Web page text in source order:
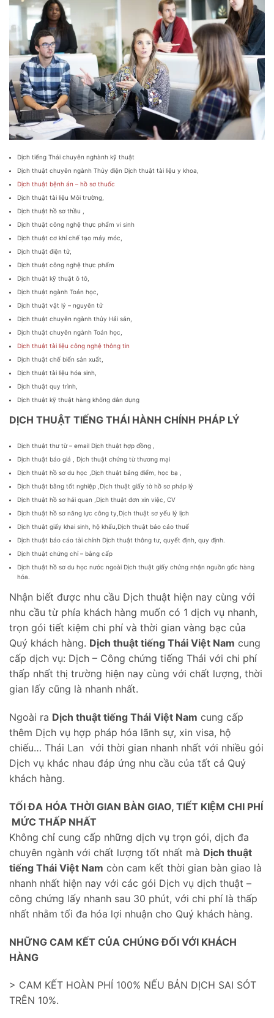
Dịch tiếng Thái chuyên nghành kỹ thuật
Dịch thuật chuyên ngành Thủy điện Dịch thuật tài liệu y khoa,
Dịch thuật bệnh án – hồ sơ thuốc
Dịch thuật tài liệu Môi trường,
Dịch thuật hồ sơ thầu ,
Dịch thuật công nghệ thực phẩm vi sinh
Dịch thuật cơ khí chế tạo máy móc,
Dịch thuật điện tử,
Dịch thuật công nghệ thực phẩm
Dịch thuật kỹ thuật ô tô,
Dịch thuật ngành Toán học,
Dịch thuật vật lý – nguyên tử
Dịch thuật chuyên ngành thủy Hải sản,
Dịch thuật chuyên ngành Toán học,
Dịch thuật tài liệu công nghệ thông tin
Dịch thuật chế biến sản xuất,
Dịch thuật tài liệu hóa sinh,
Dịch thuật quy trình,
Dịch thuật kỹ thuật hàng không dân dụng
DỊCH THUẬT TIẾNG THÁI HÀNH CHÍNH PHÁP LÝ
Dịch thuật thư từ – email Dịch thuật hợp đồng ,
Dịch thuật báo giá , Dịch thuật chứng từ thương mại
Dịch thuật hồ sơ du học ,Dịch thuật bảng điểm, học bạ ,
Dịch thuật bằng tốt nghiệp ,Dịch thuật giấy tờ hồ sơ pháp lý
Dịch thuật hồ sơ hải quan ,Dịch thuật đơn xin việc, CV
Dịch thuật hồ sơ năng lực công ty,Dịch thuật sơ yếu lý lịch
Dịch thuật giấy khai sinh, hộ khẩu,Dịch thuật báo cáo thuế
Dịch thuật báo cáo tài chính Dịch thuật thông tư, quyết định, quy định.
Dịch thuật chứng chỉ – bằng cấp
Dịch thuật hồ sơ du học nước ngoài Dịch thuật giấy chứng nhận nguồn gốc hàng
hóa.
Nhận biết được nhu cầu Dịch thuật hiện nay cùng với
nhu cầu từ phía khách hàng muốn có 1 dịch vụ nhanh,
trọn gói tiết kiệm chi phí và thời gian vàng bạc của
Quý khách hàng. Dịch thuật tiếng Thái Việt Nam cung
cấp dịch vụ: Dịch – Công chứng tiếng Thái với chi phí
thấp nhất thị trường hiện nay cùng với chất lượng, thời
gian lấy cũng là nhanh nhất.
Ngoài ra Dịch thuật tiếng Thái Việt Nam cung cấp
thêm Dịch vụ hợp pháp hóa lãnh sự, xin visa, hộ
chiếu… Thái Lan với thời gian nhanh nhất với nhiều gói
Dịch vụ khác nhau đáp ứng nhu cầu của tất cả Quý
khách hàng.
TỐI ĐA HÓA THỜI GIAN BÀN GIAO, TIẾT KIỆM CHI PHÍ
MỨC THẤP NHẤT
Không chỉ cung cấp những dịch vụ trọn gói, dịch đa
chuyên ngành với chất lượng tốt nhất mà Dịch thuật
tiếng Thái Việt Nam còn cam kết thời gian bàn giao là
nhanh nhất hiện nay với các gói Dịch vụ dịch thuật –
công chứng lấy nhanh sau 30 phút, với chi phí là thấp
nhất nhằm tối đa hóa lợi nhuận cho Quý khách hàng.
NHỮNG CAM KẾT CỦA CHÚNG ĐỐI VỚI KHÁCH
HÀNG
> CAM KẾT HOÀN PHÍ 100% NẾU BẢN DỊCH SAI SÓT
TRÊN 10%.